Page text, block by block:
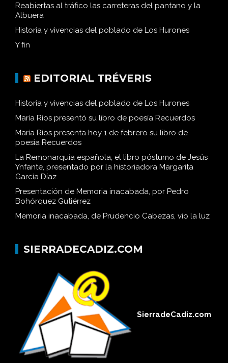
Reabiertas al tráfico las carreteras del pantano y la
Albuera
Historia y vivencias del poblado de Los Hurones
Y fin
EDITORIAL TRÉVERIS
Historia y vivencias del poblado de Los Hurones
María Ríos presentó su libro de poesía Recuerdos
María Ríos presenta hoy 1 de febrero su libro de
poesía Recuerdos
La Remonarquía española, el libro póstumo de Jesús
Ynfante, presentado por la historiadora Margarita
García Díaz
Presentación de Memoria inacabada, por Pedro
Bohórquez Gutiérrez
Memoria inacabada, de Prudencio Cabezas, vio la luz
SIERRADECADIZ.COM
SierradeCadiz.com